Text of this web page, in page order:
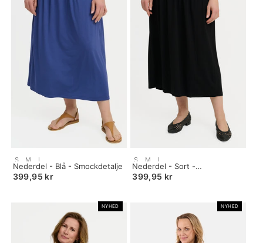
Nederdel - Blå - Smockdetalje
399,95 kr
Size:
S
selected
S M L
Nederdel - Sort -
Smockdetalje
399,95 kr
Size:
S
selected
S M L
NYHED NYHED